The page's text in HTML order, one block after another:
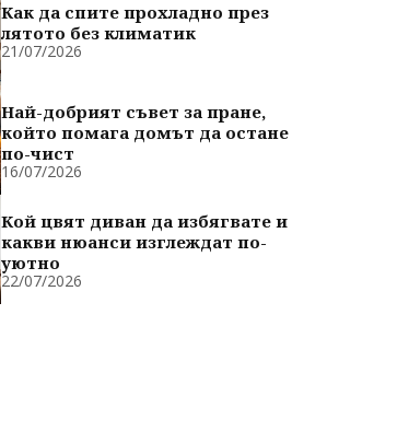
Как да спите прохладно през
лятото без климатик
21/07/2026
Най-добрият съвет за пране,
който помага домът да остане
по-чист
16/07/2026
Кой цвят диван да избягвате и
какви нюанси изглеждат по-
уютно
22/07/2026